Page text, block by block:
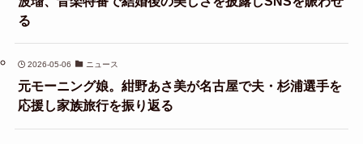
る
2026-05-06 ニュース
元モーニング娘。紺野あさ美が名古屋で夫・杉浦選手を
応援し家族旅行を振り返る